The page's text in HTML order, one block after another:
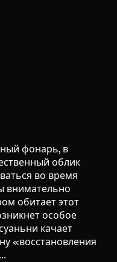
фонарь, в
облик
во время
внимательно
обитает этот
особое
качает
«восстановления